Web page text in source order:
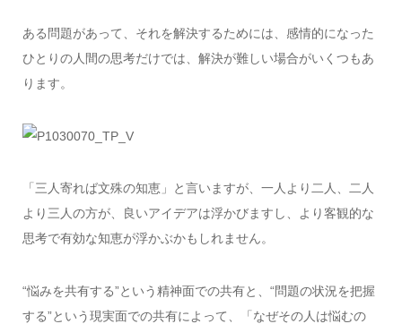
ある問題があって、それを解決するためには、感情的になった
ひとりの人間の思考だけでは、解決が難しい場合がいくつもあ
ります。
「三人寄れば文殊の知恵」と言いますが、一人より二人、二人
より三人の方が、良いアイデアは浮かびますし、より客観的な
思考で有効な知恵が浮かぶかもしれません。
“悩みを共有する”という精神面での共有と、“問題の状況を把握
する”という現実面での共有によって、「なぜその人は悩むの